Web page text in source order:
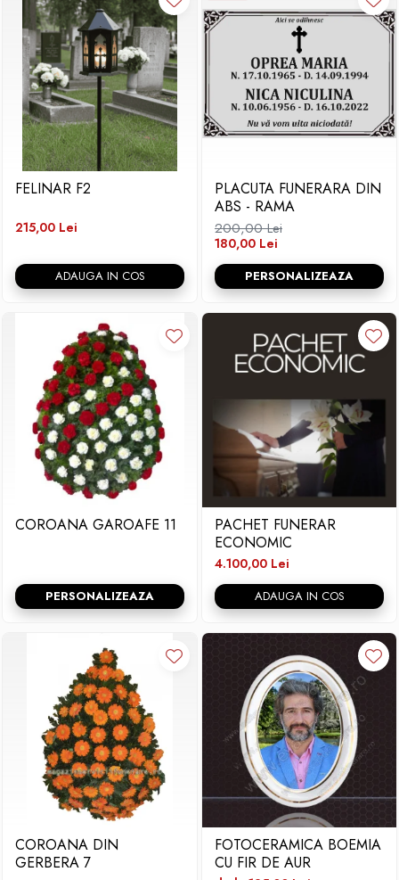
FELINAR F2
215,00 Lei
ADAUGA IN COS
PLACUTA FUNERARA DIN
ABS - RAMA
200,00 Lei
180,00 Lei
PERSONALIZEAZA
COROANA GAROAFE 11
PERSONALIZEAZA
PACHET FUNERAR
ECONOMIC
4.100,00 Lei
ADAUGA IN COS
COROANA DIN
GERBERA 7
FOTOCERAMICA BOEMIA
CU FIR DE AUR